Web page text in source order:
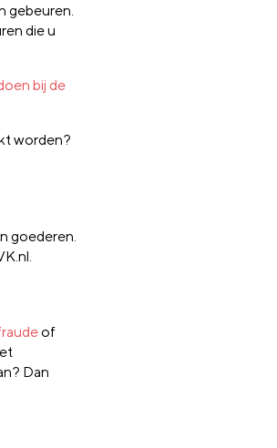
gebeuren.
die u
bij de
worden?
goederen.
of
Dan